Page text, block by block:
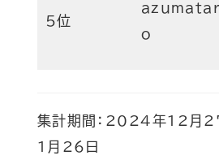
5位
azumatar
o
集計期間：2024年12月
1月26日